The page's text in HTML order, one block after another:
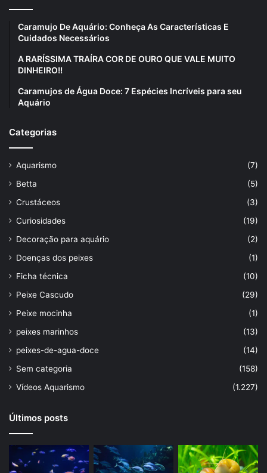
Caramujo De Aquário: Conheça As Características E
Cuidados Necessários
A RARÍSSIMA TRAÍRA COR DE OURO QUE VALE MUITO
DINHEIRO!!
Caramujos de Água Doce: 7 Espécies Incríveis para seu
Aquário
Categorias
Aquarismo
(7)
Betta
(5)
Crustáceos
(3)
Curiosidades
(19)
Decoração para aquário
(2)
Doenças dos peixes
(1)
Ficha técnica
(10)
Peixe Cascudo
(29)
Peixe mocinha
(1)
peixes marinhos
(13)
peixes-de-agua-doce
(14)
Sem categoria
(158)
Vídeos Aquarismo
(1.227)
Últimos posts